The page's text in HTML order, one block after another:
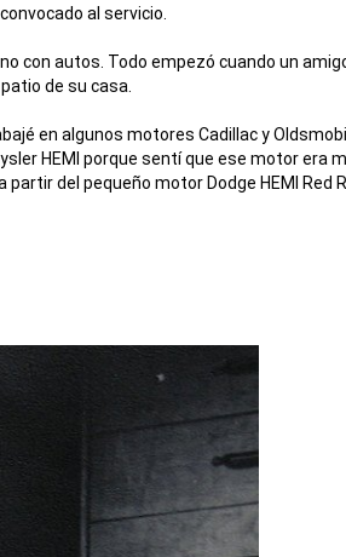
al servicio.
con autos. Todo empezó cuando un
de su casa.
en algunos motores Cadillac y
HEMI porque sentí que ese motor era
del pequeño motor Dodge HEMI Red